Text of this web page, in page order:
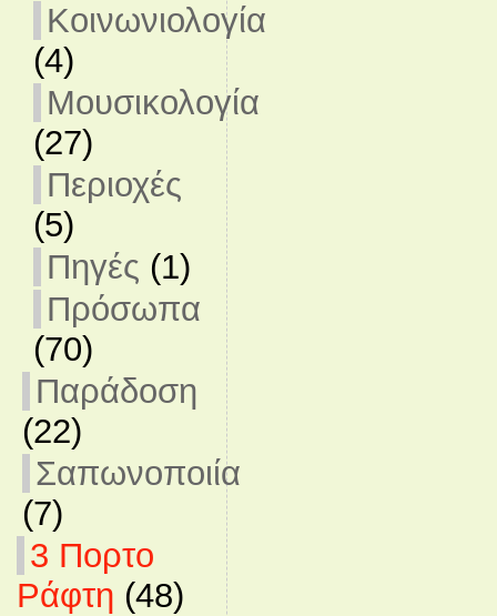
Κοινωνιολογία
(4)
Μουσικολογία
(27)
Περιοχές
(5)
Πηγές (1)
Πρόσωπα
(70)
Παράδοση
(22)
Σαπωνοποιία
(7)
3 Πορτο
Ράφτη (48)